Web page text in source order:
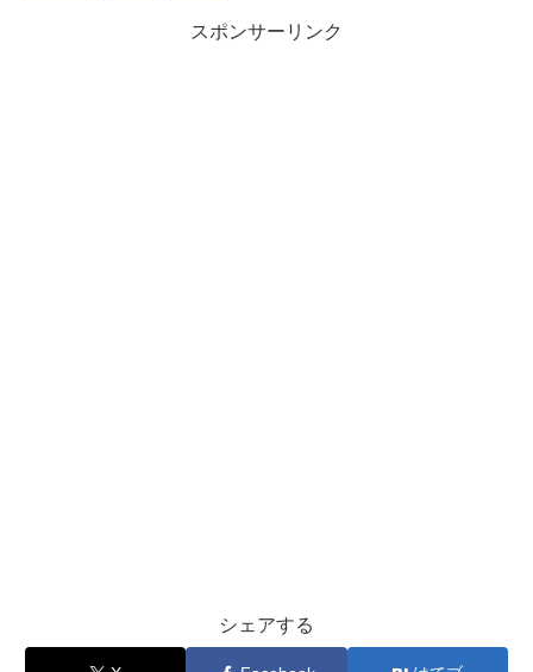
スポンサーリンク
シェアする